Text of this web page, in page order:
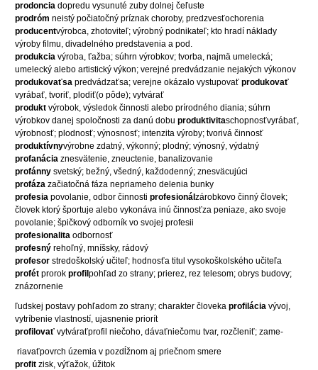
prodoncia dopredu vysunuté zuby dolnej čeľuste
prodróm neistý počiatočný príznak choroby, predzvesťochorenia
producentvýrobca, zhotoviteľ; výrobný podnikateľ; kto hradí náklady
výroby filmu, divadelného predstavenia a pod.
produkcia výroba, ťažba; súhrn výrobkov; tvorba, najmä umelecká;
umelecký alebo artistický výkon; verejné predvádzanie nejakých výkonov
produkovaťsa predvádzaťsa; verejne okázalo vystupovať produkovať
vyrábať, tvoriť, plodiť(o pôde); vytvárať
produkt výrobok, výsledok činnosti alebo prírodného diania; súhrn
výrobkov danej spoločnosti za danú dobu produktivitaschopnosťvyrábať,
výrobnosť; plodnosť; výnosnosť; intenzita výroby; tvorivá činnosť
produktívnyvýrobne zdatný, výkonný; plodný; výnosný, výdatný
profanácia znesvätenie, zneuctenie, banalizovanie
profánny svetský; bežný, všedný, každodenný; znesväcujúci
profáza začiatočná fáza nepriameho delenia bunky
profesia povolanie, odbor činnosti profesionál zárobkovo činný človek;
človek ktorý športuje alebo vykonáva inú činnosťza peniaze, ako svoje
povolanie; špičkový odborník vo svojej profesii
profesionalita odbornosť
profesný rehoľný, mníšsky, rádový
profesor stredoškolský učiteľ; hodnosťa titul vysokoškolského učiteľa
profét prorok profil pohľad zo strany; prierez, rez telesom; obrys budovy;
znázornenie
ľudskej postavy pohľadom zo strany; charakter človeka profilácia vývoj,
vytríbenie vlastností, ujasnenie priorít
profilovať vytváraťprofil niečoho, dávaťniečomu tvar, rozčleniť; zame-
riavaťpovrch územia v pozdĺžnom aj priečnom smere
profit zisk, výťažok, úžitok